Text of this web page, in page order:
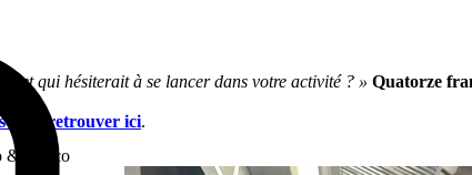
qui hésiterait à se lancer dans votre activité ? » Quatorze
est à retrouver ici.
& Marco